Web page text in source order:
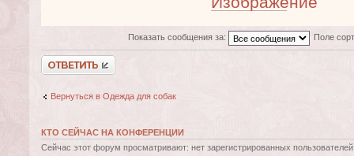
Показать сообщения за: Поле
Ответить
Вернуться в Одежда для собак
КТО СЕЙЧАС НА КОНФЕРЕНЦИИ
Сейчас этот форум просматривают: нет зарегистрированных пользователей